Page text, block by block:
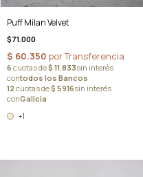
Puff Milan Velvet
$71.000
+1